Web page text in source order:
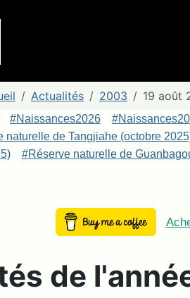
Actualités 2003 19 août
#Naissances2026
naturelle de Tangjiahe (octobre
#Réserve naturelle de
de